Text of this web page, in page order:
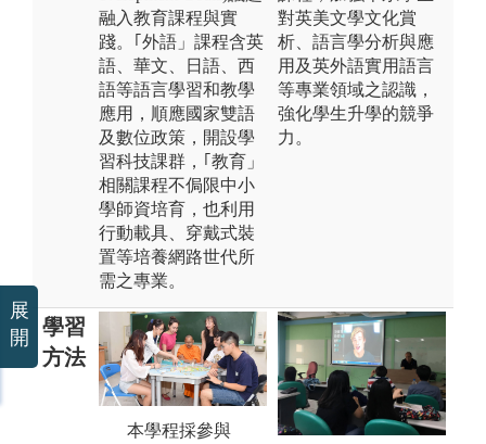
融入教育課程與實
踐。｢外語」課程含英
語、華文、日語、西
語等語言學習和教學
應用，順應國家雙語
及數位政策，開設學
習科技課群，｢教育」
相關課程不侷限中小
學師資培育，也利用
行動載具、穿戴式裝
置等培養網路世代所
需之專業。
對英美文學文化賞
析、語言學分析與應
用及英外語實用語言
等專業領域之認識，
強化學生升學的競爭
力。
學習
方法
本學程採參與
展
開